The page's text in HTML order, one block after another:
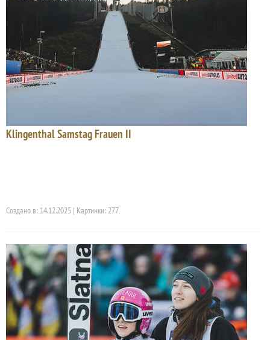
Klingenthal Samstag Frauen II
Создано в: 14.12.2025 | Картинки: 277